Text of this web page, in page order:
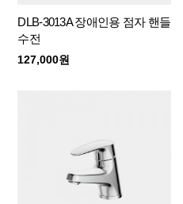
DLB-3013A 장애인용 점자 핸들
수전
127,000원